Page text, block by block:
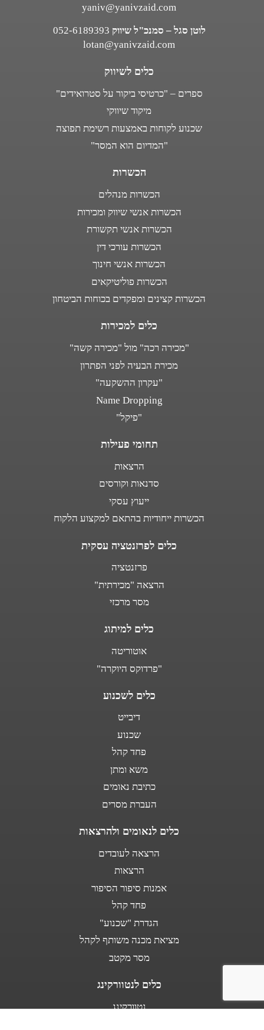
yaniv@yanivzaid.com
לוטן סגל – סמנכ"ל שיווק 052-6189393
lotan@yanivzaid.com
כלים לשיווק
ספרים – "כרטיסי ביקור על סטרואידים"
מיקוד שיווקי
שכנוע לקוחות באמצעות רשימת תפוצה
"המדיום הוא המסר"
הכשרות
הכשרות מנהלים
הכשרות אנשי שיווק ומכירות
הכשרות אנשי תקשורת
הכשרות עורכי דין
הכשרות אנשי חינוך
הכשרות פוליטיקאים
הכשרות קצינים ומפקדים בכוחות הביטחון
כלים למכירות
"מכירה רכה" מול "מכירה קשה"
מכירת הבעיה לפני הפתרון
"עקרון ההשקעה"
Name Dropping
"פיקל"
תחומי פעילות
הרצאות
סדנאות וקורסים
ייעוץ עסקי
הכשרות ייחודיות בהתאם למקצוע הלקוח
כלים לפרזנטציה עסקית
פרזנטציה
הרצאה "מכירתית"
מסר מרכזי
כלים למיתוג
אוטוריטה
"פרדוקס היוקרה"
כלים לשכנוע
דיבייט
שכנוע
פחד קהל
משא ומתן
כתיבת נאומים
העברת מסרים
כלים לנאומים ולהרצאות
הרצאה לעובדים
הרצאות
אמנות סיפור הסיפור
פחד קהל
הגדרת "שכנוע"
מציאת מכנה משותף לקהל
מסר מקטב
כלים לנטוורקינג
נטוורקינג